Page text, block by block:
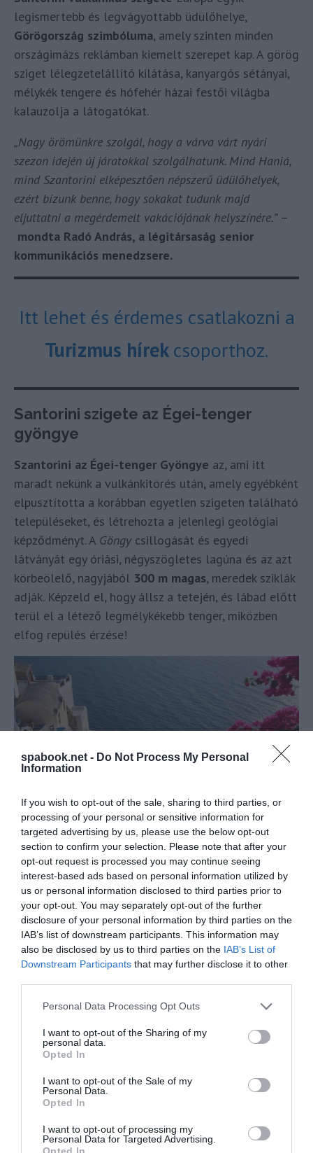
spabook.net - Do Not Process My Personal
Information
If you wish to opt-out of the sale, sharing to third parties, or
processing of your personal or sensitive information for
targeted advertising by us, please use the below opt-out
section to confirm your selection. Please note that after your
opt-out request is processed you may continue seeing
interest-based ads based on personal information utilized by
us or personal information disclosed to third parties prior to
your opt-out. You may separately opt-out of the further
disclosure of your personal information by third parties on the
IAB’s list of downstream participants. This information may
also be disclosed by us to third parties on the IAB’s List of
Downstream Participants that may further disclose it to other
Please note that this website/app uses one or more Google
not limited to your visit or usage behaviour. You may click to
grant or deny consent to Google and its third-party tags to
use your data for below specified purposes in below Google
consent section.
Personal Data Processing Opt Outs
I want to opt-out of the Sharing of my
personal data.
Opted In
I want to opt-out of the Sale of my
Personal Data.
Opted In
I want to opt-out of processing my
Personal Data for Targeted Advertising.
Opted In
legismertebb és legvágyottabb üdülőhelye,
Görögország szimbóluma, amely szinten minden
országimázs reklámban kiemelt szerepet kap. A görög
sziget lélegzetelállító kilátása, kanyargós sétányai,
mélykék tengere és hófehér házai festői világba
kalauzolja a látogatókat.
„Nagy örömünkre szolgál, hogy a várva várt nyári
szezon idején új járatokkal szolgálhatunk. Mind Haniá,
mind Szantorini elképesztően népszerű üdülőhelyek,
ezért bízunk benne, hogy sokakat tudunk majd
eljuttatni a megérdemelt vakációjának helyszínére.”–
mondta Radó András, a légitársaság senior
kommunikációs menedzsere.
Itt lehet és érdemes csatlakozni a
Turizmus hírekcsoporthoz.
Santorini szigete az Égei-tenger
gyöngye
Szantorini az Égei-tenger Gyöngye az, ami itt
maradt nekünk a vulkánkitörés után, amely egyébként
elpusztította a korábban egyetlen szigeten található
településeket, és létrehozta a jelenlegi geológiai
képződményt. A Göngycsillogását és egyedi
látványát egy óriási, négyszögletes lagúna és az azt
körbeölelő, nagyjából 300 m magas, meredek sziklák
adják. Képzeld el, hogy állsz a tetején, és lábad előtt
terül el a létező legmélykékebb tenger, miközben
elfog repülés érzése!
Személyes élményeim egyik kiemelt emléke a Perissa
melletti hegy bejárása: Ez az egynapos kirándulás
abszolút fénypont volt az utam során, de nem az 1
hétre értem, hanem születésemtől mostanáig.
Konkrétan elneveztemmini El Camino-nak. Ha
olvastad az Alkimistát (Paolo Coelho), és valaha
elkeveredsz ide, akkor úgy fogod érezni magad,
érzés volt számomra megérezni itt a természet
erejét, az állatok hangját, az ősi sziklák érzéseit.
Ekkor találkozott a szívem a sziget lelkével.